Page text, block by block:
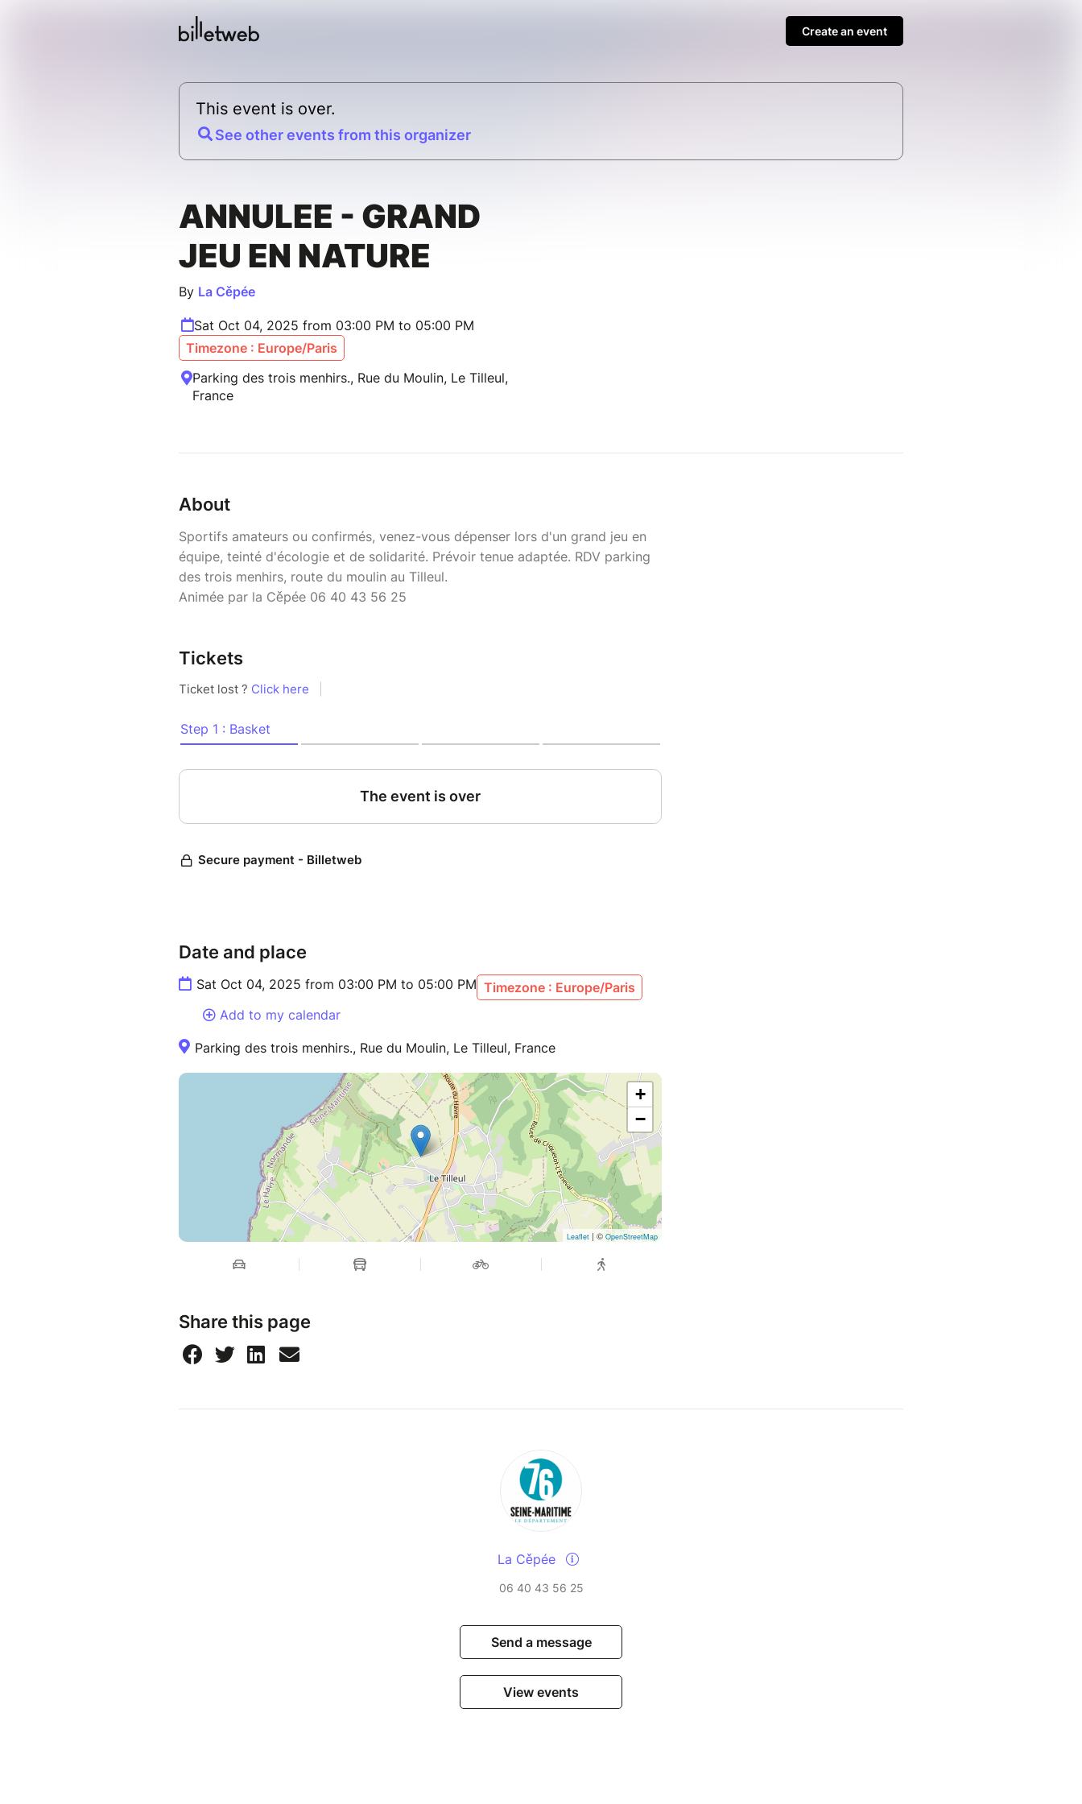
Create an event
This event is over.
See other events from this organizer
ANNULEE - GRAND
JEU EN NATURE
By La Cěpée
Sat Oct 04, 2025 from 03:00 PM to 05:00 PM
Timezone : Europe/Paris
Parking des trois menhirs., Rue du Moulin, Le Tilleul,
France
About
Sportifs amateurs ou confirmés, venez-vous dépenser lors d'un grand jeu en
équipe, teinté d'écologie et de solidarité. Prévoir tenue adaptée. RDV parking
des trois menhirs, route du moulin au Tilleul.
Animée par la Cěpée 06 40 43 56 25
Tickets
Date and place
Sat Oct 04, 2025 from 03:00 PM to 05:00 PM Timezone : Europe/Paris
Add to my calendar
Parking des trois menhirs., Rue du Moulin, Le Tilleul, France
+
−
Leaflet | © OpenStreetMap
Share this page
La Cěpée
06 40 43 56 25
Send a message
View events